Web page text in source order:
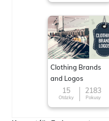
Clothing Brands
and Logos
15
Otázky
2183
Pokusy